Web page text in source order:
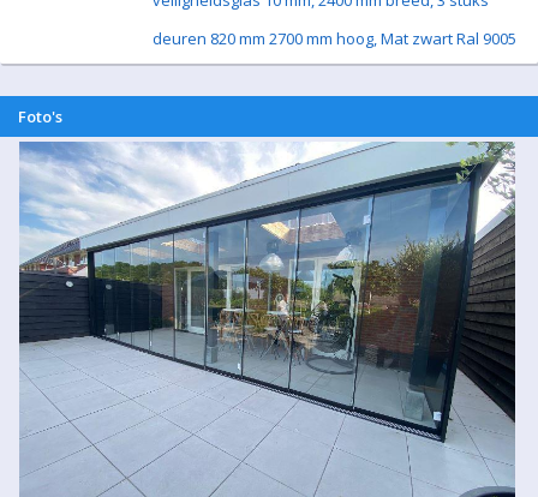
deuren 820 mm 2700 mm hoog, Mat zwart Ral 9005
Foto's